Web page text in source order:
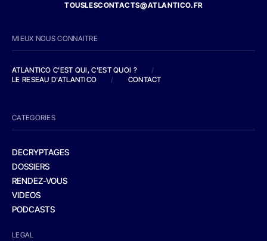
TOUSLESCONTACTS@ATLANTICO.FR
MIEUX NOUS CONNAITRE
ATLANTICO C'EST QUI, C'EST QUOI ?
/
LE RESEAU D'ATLANTICO
/ CONTACT
CATEGORIES
DECRYPTAGES
DOSSIERS
RENDEZ-VOUS
VIDEOS
PODCASTS
LEGAL